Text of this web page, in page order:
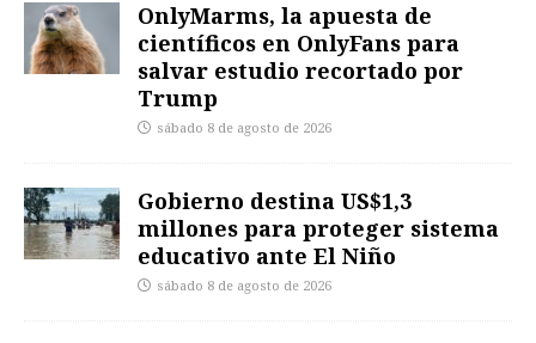
OnlyMarms, la apuesta de
científicos en OnlyFans para
salvar estudio recortado por
Trump
sábado 8 de agosto de 2026
Gobierno destina US$1,3
millones para proteger sistema
educativo ante El Niño
sábado 8 de agosto de 2026